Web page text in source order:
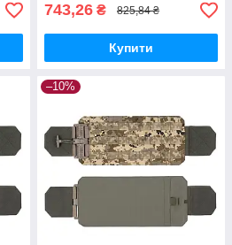
743,26 ₴ 825,84 ₴
Купити
–10%